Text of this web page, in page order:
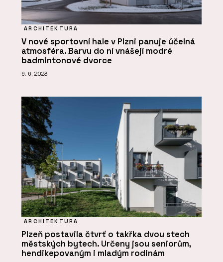
ARCHITEKTURA
V nové sportovní hale v Plzni panuje účelná
atmosféra. Barvu do ní vnášejí modré
badmintonové dvorce
9. 6. 2023
ARCHITEKTURA
Plzeň postavila čtvrť o takřka dvou stech
městských bytech. Určeny jsou seniorům,
hendikepovaným i mladým rodinám